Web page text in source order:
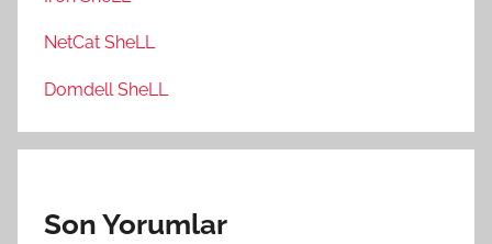
NetCat SheLL
Domdell SheLL
Son Yorumlar